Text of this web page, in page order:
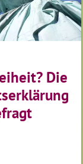
Die